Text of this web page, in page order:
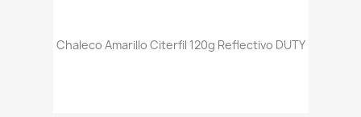
Chaleco Amarillo Citerfil 120g Reflectivo DUTY